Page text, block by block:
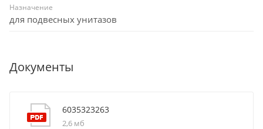
Назначение
для подвесных унитазов
Документы
6035323263
2,6 мб